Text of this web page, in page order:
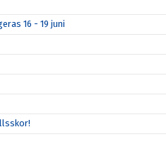
16 - 19 juni